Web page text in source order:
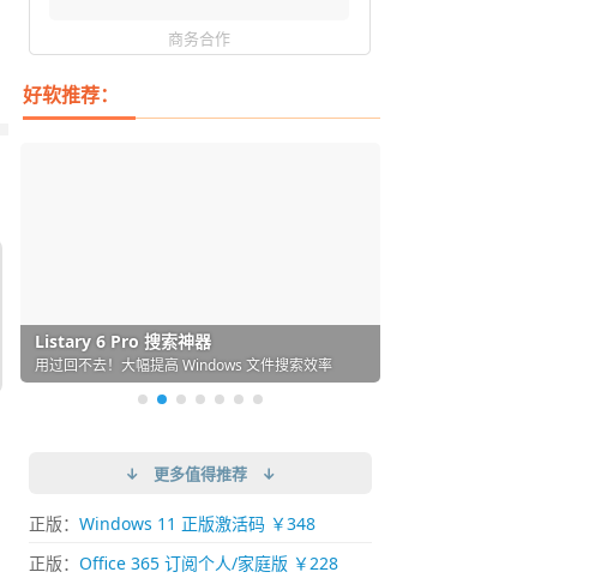
商务合作
好软推荐：
IDM 必备的下载神器
超强的 Windows 平台下载工具
Listary 6 Pro 搜索神器
用过回不去！大幅提高 Windows 文件搜索效率
Fences 桌面图标自动整理/美化神器
懒人必备！图标再多桌面也不再凌乱！
Parallels Desktop 虚拟机
在 Mac 上流畅运行 Windows (支持 M 芯片)
Downie 下载网络视频的神器 (Mac)
一键下视频，超简单好用！谁用谁知道
Typora - 极简好用的 Markdown 编辑器
颠覆写作体验！跨平台支持 Win / Mac
↓ 更多值得推荐 ↓
正版： Windows 11 正版激活码 ￥348
正版： Office 365 订阅个人/家庭版 ￥228